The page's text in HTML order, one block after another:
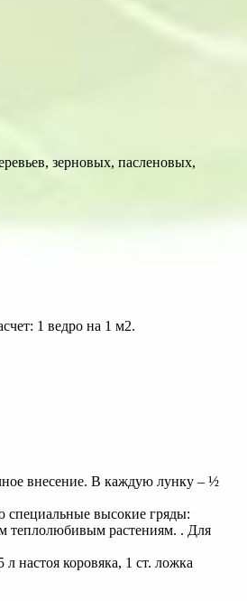
зерновых, пасленовых,
1 ведро на 1 м2.
внесение. В каждую лунку – ½
специальные высокие гряды:
теплолюбивым растениям. . Для
настоя коровяка, 1 ст. ложка